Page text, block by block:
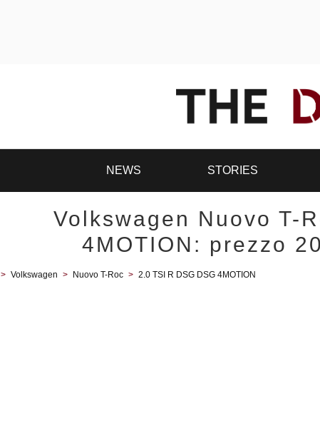
NEWS STORIES
Volkswagen Nuovo T-
4MOTION: prezzo
> Volkswagen > Nuovo T-Roc > 2.0 TSI R DSG DSG 4MOTION